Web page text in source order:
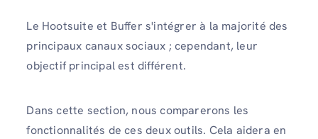
Le Hootsuite et Buffer s'intégrer à la majorité des
principaux canaux sociaux ; cependant, leur
objectif principal est différent.
Dans cette section, nous comparerons les
fonctionnalités de ces deux outils. Cela aidera en